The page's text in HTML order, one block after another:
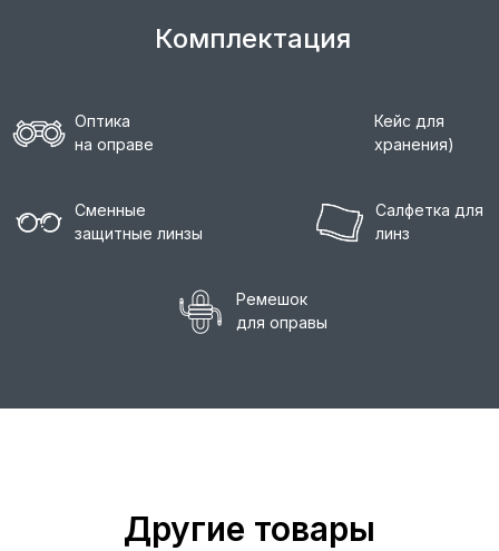
Салфетка для
линз
Комплектация
Кейс для
хранения)
Ремешок
для оправы
Оптика
на оправе
Сменные
защитные линзы
Другие товары